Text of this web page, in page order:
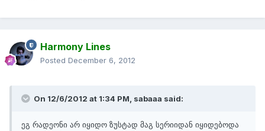
Harmony Lines
Posted December 6, 2012
On 12/6/2012 at 1:34 PM, sabaaa said:
ეგ რადეონი არ იყიდო ზუსტად მაგ სერიიდან იყიდებოდა